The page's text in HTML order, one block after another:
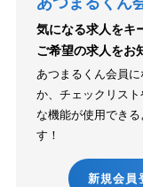
気になる求人をキ
ご希望の求人をお
あつまるくん会員
か、チェックリス
な機能が使用でき
す！
新規会員